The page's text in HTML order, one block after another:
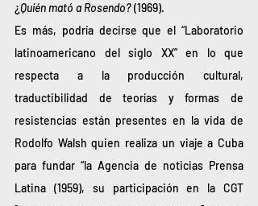
¿Quién mató a Rosendo? (1969).
Es más, podría decirse que el “Laboratorio
latinoamericano del siglo XX” en lo que
respecta a la producción cultural,
traductibilidad de teorías y formas de
resistencias están presentes en la vida de
Rodolfo Walsh quien realiza un viaje a Cuba
para fundar “la Agencia de noticias Prensa
Latina (1959), su participación en la CGT